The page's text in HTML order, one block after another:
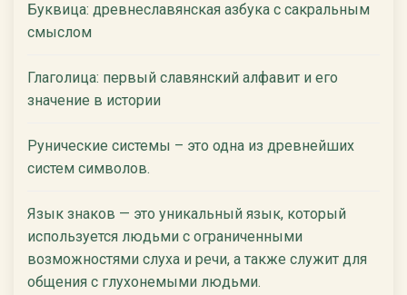
Буквица: древнеславянская азбука с сакральным
смыслом
Глаголица: первый славянский алфавит и его
значение в истории
Рунические системы – это одна из древнейших
систем символов.
Язык знаков — это уникальный язык, который
используется людьми с ограниченными
возможностями слуха и речи, а также служит для
общения с глухонемыми людьми.